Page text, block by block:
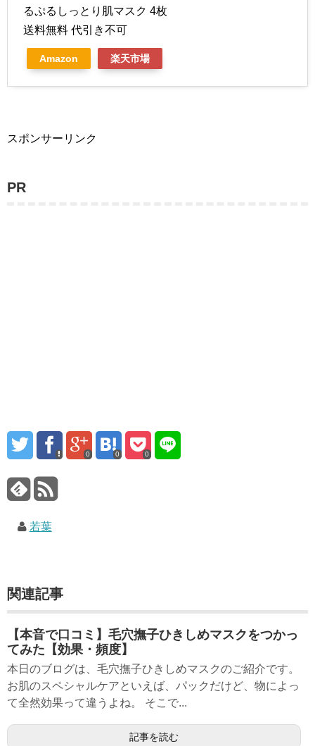
るぷるしっとり肌マスク 4枚
送料無料 代引き不可
Amazon 楽天市場
スポンサーリンク
PR
0 0 0
若葉
関連記事
【本音で口コミ】毛穴撫子ひきしめマスクをつかっ
てみた【効果・頻度】
本日のブログは、毛穴撫子ひきしめマスクのご紹介です。
お肌のスペシャルケアといえば、パックだけど、物によっ
て全然効果って違うよね。 そこで...
記事を読む